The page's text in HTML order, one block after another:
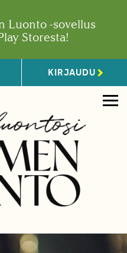
Luonto -sovellus
Storesta!
KIRJAUDU